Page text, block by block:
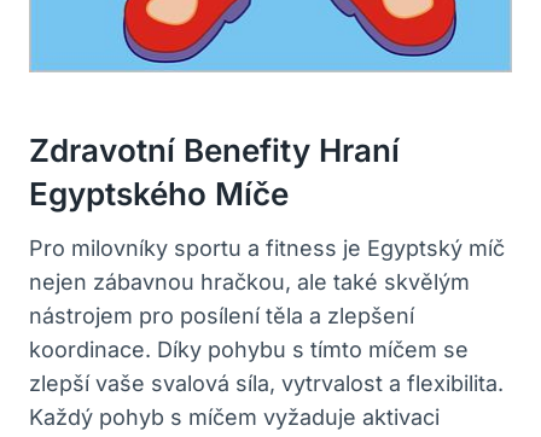
Zdravotní Benefity Hraní
Egyptského Míče
Pro milovníky sportu a fitness je Egyptský míč
nejen zábavnou hračkou, ale také skvělým
nástrojem pro posílení těla a zlepšení
koordinace. Díky pohybu s tímto míčem se
zlepší vaše svalová síla, vytrvalost a flexibilita.
Každý pohyb s míčem vyžaduje aktivaci